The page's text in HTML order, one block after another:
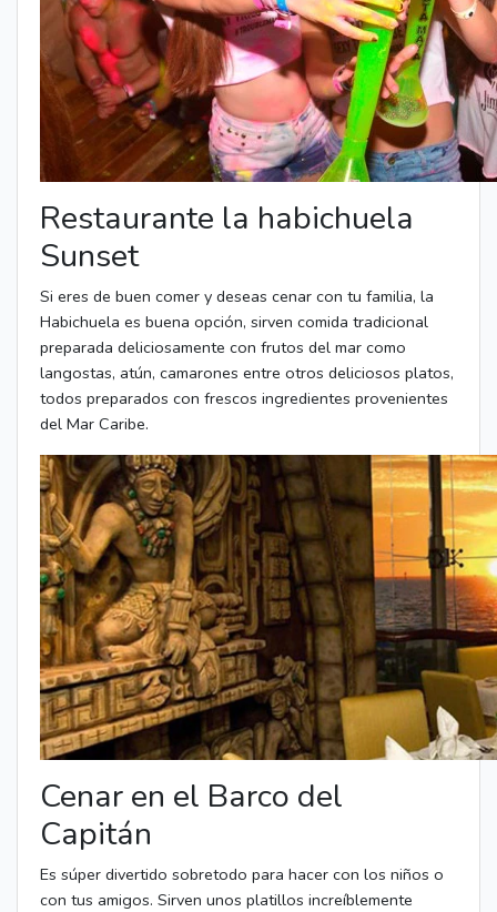
Restaurante la habichuela
Sunset
Si eres de buen comer y deseas cenar con tu familia, la
Habichuela es buena opción, sirven comida tradicional
preparada deliciosamente con frutos del mar como
langostas, atún, camarones entre otros deliciosos platos,
todos preparados con frescos ingredientes provenientes
del Mar Caribe.
Cenar en el Barco del
Capitán
Es súper divertido sobretodo para hacer con los niños o
con tus amigos. Sirven unos platillos increíblemente